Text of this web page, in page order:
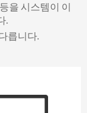
을 시스템이 이
.
릅니다.